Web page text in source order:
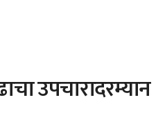
उपचारादरम्यान